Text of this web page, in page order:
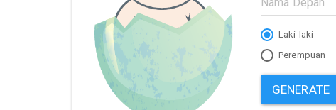
Laki-laki
Perempuan
GENERATE